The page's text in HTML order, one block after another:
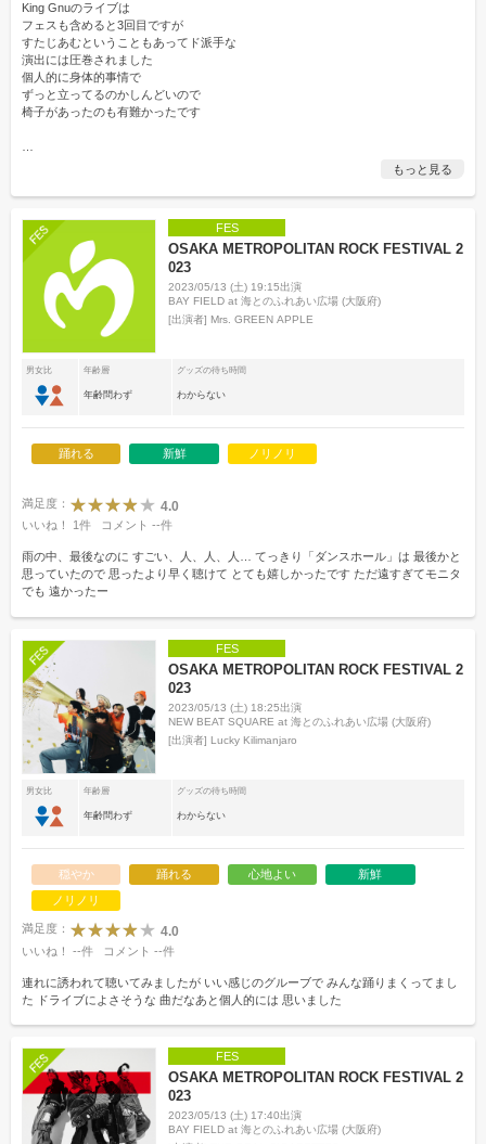
King Gnuのライブは
フェスも含めると3回目ですが
すたじあむということもあってド派手な
演出には圧巻されました
個人的に身体的事情で
ずっと立ってるのかしんどいので
椅子があったのも有難かったです
もっと見る
FES
OSAKA METROPOLITAN ROCK FESTIVAL 2
023
2023/05/13 (土) 19:15出演
BAY FIELD at 海とのふれあい広場 (大阪府)
[出演者] Mrs. GREEN APPLE
男女比 年齢層 グッズの待ち時間
年齢問わず わからない
踊れる 新鮮 ノリノリ
満足度： 4.0
いいね！ 1件 コメント --件
雨の中、最後なのに すごい、人、人、人… てっきり「ダンスホール」は 最後かと
思っていたので 思ったより早く聴けて とても嬉しかったです ただ遠すぎてモニタ
でも 遠かったー
FES
OSAKA METROPOLITAN ROCK FESTIVAL 2
023
2023/05/13 (土) 18:25出演
NEW BEAT SQUARE at 海とのふれあい広場 (大阪府)
[出演者] Lucky Kilimanjaro
男女比 年齢層 グッズの待ち時間
年齢問わず わからない
穏やか 踊れる 心地よい
新鮮
ノリノリ
満足度： 4.0
いいね！ --件 コメント --件
連れに誘われて聴いてみましたが いい感じのグルーブで みんな踊りまくってまし
た ドライブによさそうな 曲だなあと個人的には 思いました
FES
OSAKA METROPOLITAN ROCK FESTIVAL 2
023
2023/05/13 (土) 17:40出演
BAY FIELD at 海とのふれあい広場 (大阪府)